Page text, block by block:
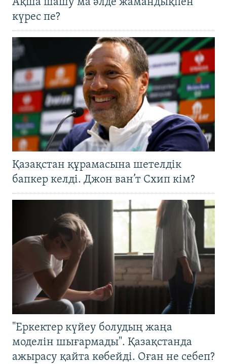
Ақша шашу ма әлде жамандықпен
күрес пе?
Қазақстан құрамасына шетелдік
бапкер келді. Джон ван’т Схип кім?
"Еркектер күйеу болудың жаңа
моделін шығармады". Қазақстанда
ажырасу қайта көбейді. Оған не себеп?